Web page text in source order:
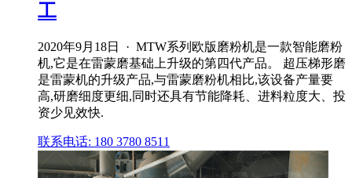
工
2020年9月18日 · MTW系列欧版磨粉机是一款智能磨粉
机,它是在雷蒙磨基础上升级的第四代产品。 超压梯形磨
是雷蒙机的升级产品,与雷蒙磨粉机相比,该设备产量要
高,研磨细度更细,同时还具有节能降耗、进料粒度大、投
资少见效快.
联系电话: 180 3780 8511